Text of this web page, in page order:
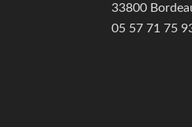
33800
05 57 71 75